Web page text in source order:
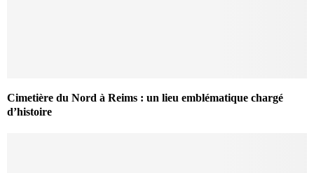
Cimetière du Nord à Reims : un lieu emblématique chargé
d’histoire